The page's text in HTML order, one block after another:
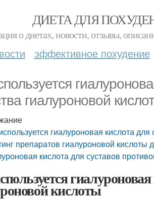
ДИЕТА ДЛЯ
о диетах, новости, отзывы,
эффективное похудение
гиалуроновой
гиалуроновая кислота
препаратов гиалуроновой
кислота для суставов
кислоты